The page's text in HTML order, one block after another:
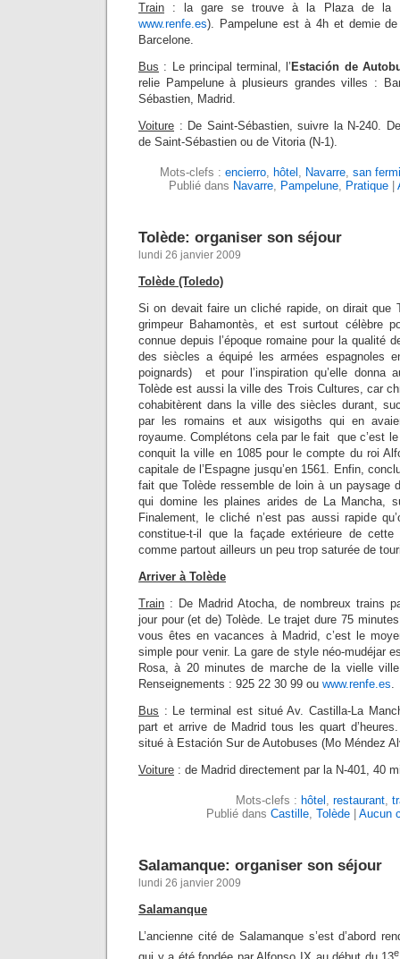
Train : la gare se trouve à la Plaza de la
www.renfe.es). Pampelune est à 4h et demie
Barcelone.
Bus : Le principal terminal, l’ Estación de
relie Pampelune à plusieurs grandes villes :
Sébastien, Madrid.
Voiture : De Saint-Sébastien, suivre la N-240.
de Saint-Sébastien ou de Vitoria (N-1).
Mots-clefs : encierro, hôtel , Navarre, san
Publié dans Navarre, Pampelune, Pratique|
Tolède: organiser son séjour
lundi 26 janvier 2009
Tolède (Toledo)
Si on devait faire un cliché rapide, on dirait que
grimpeur Bahamontès, et est surtout célèbre
connue depuis l’époque romaine pour la qualité
des siècles a équipé les armées espagnoles
poignards) et pour l’inspiration qu’elle donna
Tolède est aussi la ville des Trois Cultures, car
cohabitèrent dans la ville des siècles durant,
par les romains et aux wisigoths qui en
royaume. Complétons cela par le fait que c’est
conquit la ville en 1085 pour le compte du roi
capitale de l’Espagne jusqu’en 1561. Enfin,
fait que Tolède ressemble de loin à un paysage
qui domine les plaines arides de La Mancha,
Finalement, le cliché n’est pas aussi rapide
constitue-t-il que la façade extérieure de
comme partout ailleurs un peu trop saturée de
Arriver à Tolède
Train : De Madrid Atocha, de nombreux trains
jour pour (et de) Tolède. Le trajet dure 75
vous êtes en vacances à Madrid, c’est le
simple pour venir. La gare de style néo-mudéjar
Rosa, à 20 minutes de marche de la vielle
Renseignements : 925 22 30 99 ou www.renfe.es.
Bus : Le terminal est situé Av. Castilla-La
part et arrive de Madrid tous les quart
situé à Estación Sur de Autobuses (Mo Méndez
Voiture : de Madrid directement par la N-401, 40
Mots-clefs : hôtel , restaurant,
Publié dans Castille, Tolède Aucun
Salamanque: organiser son séjour
lundi 26 janvier 2009
Salamanque
L’ancienne cité de Salamanque s’est d’abord
e